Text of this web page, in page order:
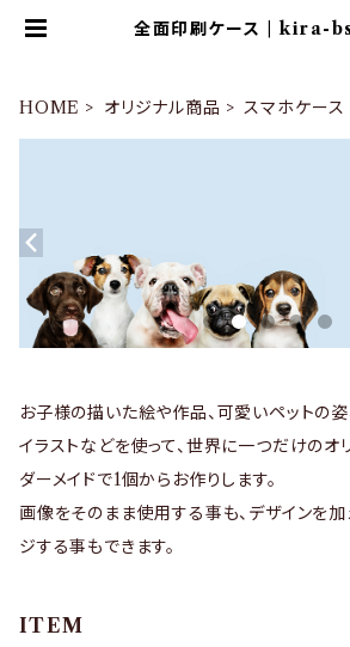
全面印刷ケース | kira-
HOME オリジナル商品 スマホケース
お子様の描いた絵や作品、可愛いペットの姿
イラストなどを使って、世界に一つだけのオ
ダーメイドで1個からお作りします。
画像をそのまま使用する事も、デザインを加
ジする事もできます。
ITEM